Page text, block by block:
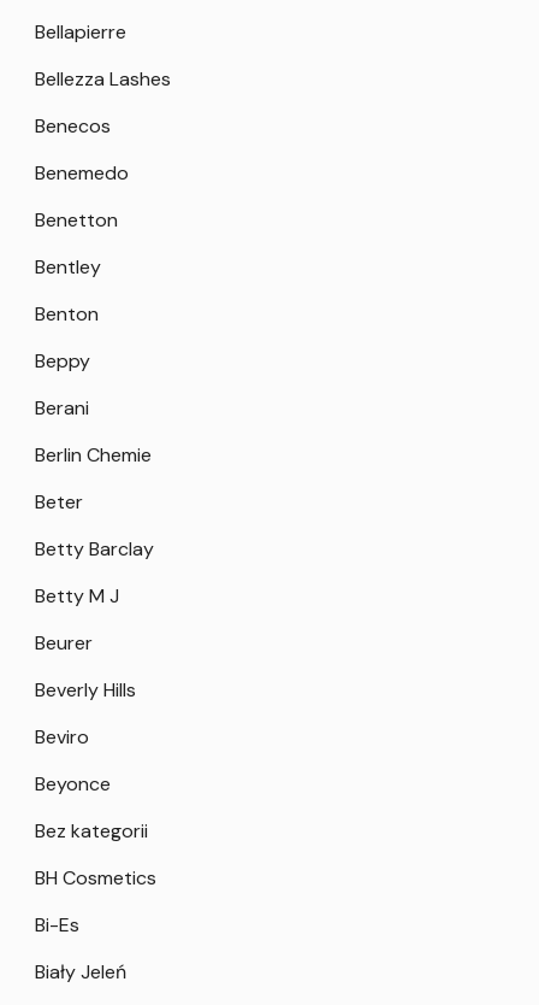
Bellapierre
Bellezza Lashes
Benecos
Benemedo
Benetton
Bentley
Benton
Beppy
Berani
Berlin Chemie
Beter
Betty Barclay
Betty M J
Beurer
Beverly Hills
Beviro
Beyonce
Bez kategorii
BH Cosmetics
Bi-Es
Biały Jeleń